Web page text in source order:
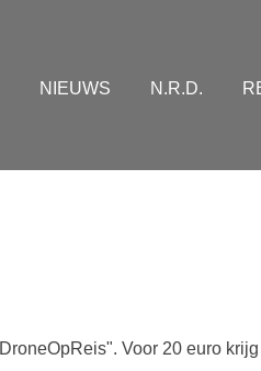
NIEUWS N.R.D.
Voor 20 euro